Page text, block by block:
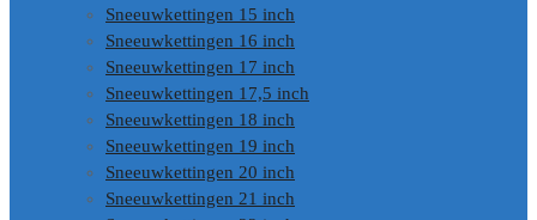
Sneeuwkettingen 15 inch
Sneeuwkettingen 16 inch
Sneeuwkettingen 17 inch
Sneeuwkettingen 17,5 inch
Sneeuwkettingen 18 inch
Sneeuwkettingen 19 inch
Sneeuwkettingen 20 inch
Sneeuwkettingen 21 inch